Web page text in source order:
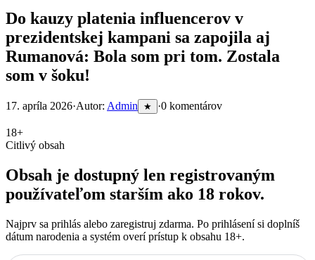
Do kauzy platenia influencerov v
prezidentskej kampani sa zapojila aj
Rumanová: Bola som pri tom. Zostala
som v šoku!
17. apríla 2026·Autor: Admin ★ ·0 komentárov
18+
Citlivý obsah
Obsah je dostupný len registrovaným
používateľom starším ako 18 rokov.
Najprv sa prihlás alebo zaregistruj zdarma. Po prihlásení si doplníš
dátum narodenia a systém overí prístup k obsahu 18+.